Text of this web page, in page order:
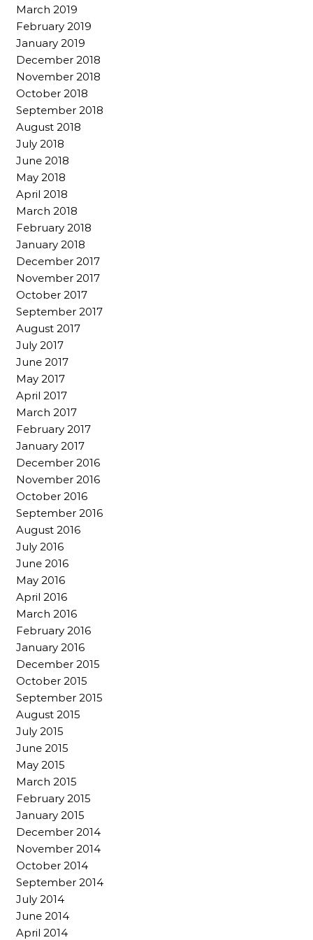
March 2019
February 2019
January 2019
December 2018
November 2018
October 2018
September 2018
August 2018
July 2018
June 2018
May 2018
April 2018
March 2018
February 2018
January 2018
December 2017
November 2017
October 2017
September 2017
August 2017
July 2017
June 2017
May 2017
April 2017
March 2017
February 2017
January 2017
December 2016
November 2016
October 2016
September 2016
August 2016
July 2016
June 2016
May 2016
April 2016
March 2016
February 2016
January 2016
December 2015
October 2015
September 2015
August 2015
July 2015
June 2015
May 2015
March 2015
February 2015
January 2015
December 2014
November 2014
October 2014
September 2014
July 2014
June 2014
April 2014